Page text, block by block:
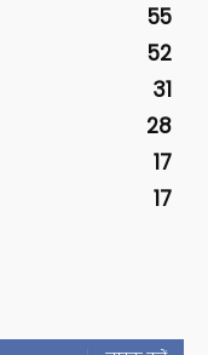
55
52
31
28
17
17